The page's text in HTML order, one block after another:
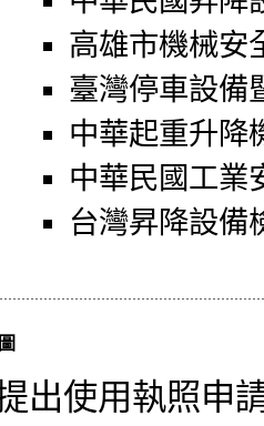
高雄市機械安
臺灣停車設備
中華起重升降
中華民國工業
台灣昇降設備
出使用執照申